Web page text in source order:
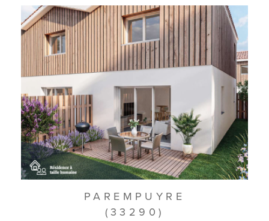
PAREMPUYRE
(33290)